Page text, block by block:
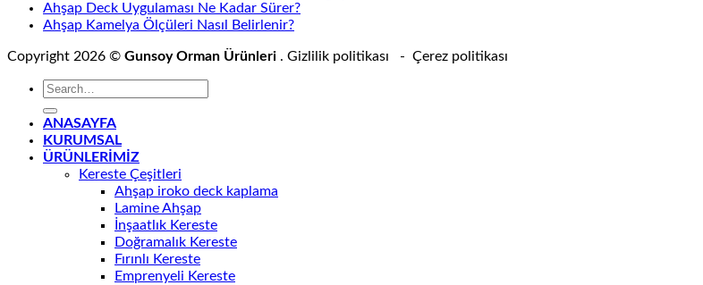
Ahşap Deck Uygulaması Ne Kadar Sürer?
Ahşap Kamelya Ölçüleri Nasıl Belirlenir?
Copyright 2026 © Gunsoy Orman Ürünleri . Gizlilik politikası - Çerez politikası
ANASAYFA
KURUMSAL
ÜRÜNLERİMİZ
Kereste Çeşitleri
Ahşap iroko deck kaplama
Lamine Ahşap
İnşaatlık Kereste
Doğramalık Kereste
Fırınlı Kereste
Emprenyeli Kereste